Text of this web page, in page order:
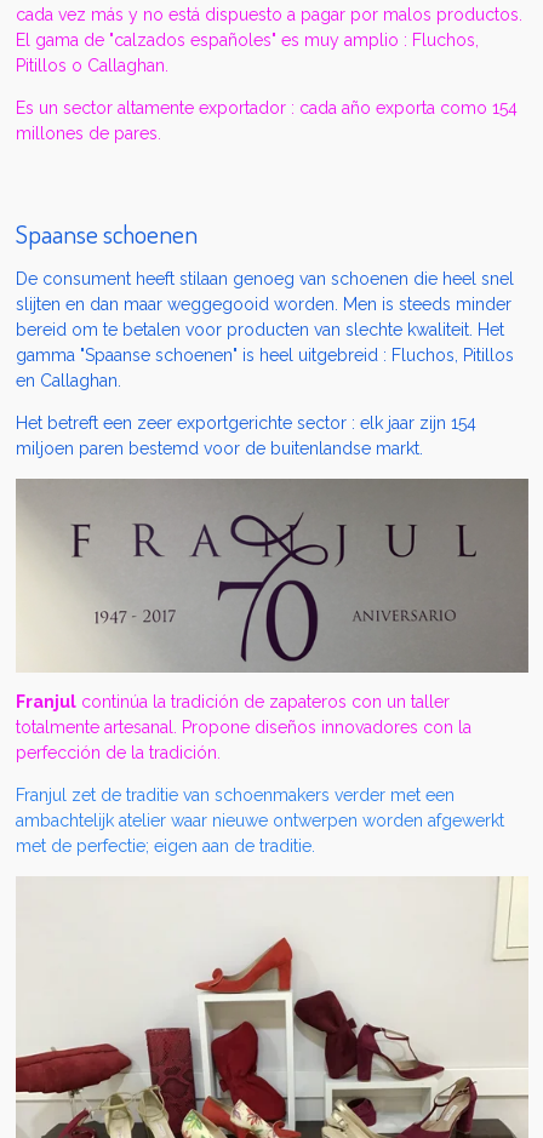
cada vez más y no está dispuesto a pagar por malos productos.
El gama de "calzados españoles" es muy amplio : Fluchos,
Pitillos o Callaghan.
Es un sector altamente exportador : cada año exporta como 154
millones de pares.
Spaanse schoenen
De consument heeft stilaan genoeg van schoenen die heel snel
slijten en dan maar weggegooid worden. Men is steeds minder
bereid om te betalen voor producten van slechte kwaliteit. Het
gamma "Spaanse schoenen" is heel uitgebreid : Fluchos, Pitillos
en Callaghan.
Het betreft een zeer exportgerichte sector : elk jaar zijn 154
miljoen paren bestemd voor de buitenlandse markt.
Franjulcontinúa la tradición de zapateros con un taller
totalmente artesanal. Propone diseños innovadores con la
perfección de la tradición.
Franjul zet de traditie van schoenmakers verder met een
ambachtelijk atelier waar nieuwe ontwerpen worden afgewerkt
met de perfectie; eigen aan de traditie.